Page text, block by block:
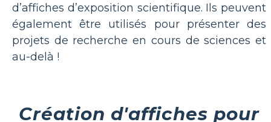
d’affiches d’exposition scientifique. Ils peuvent
également être utilisés pour présenter des
projets de recherche en cours de sciences et
au-delà !
Création d'affiches pour